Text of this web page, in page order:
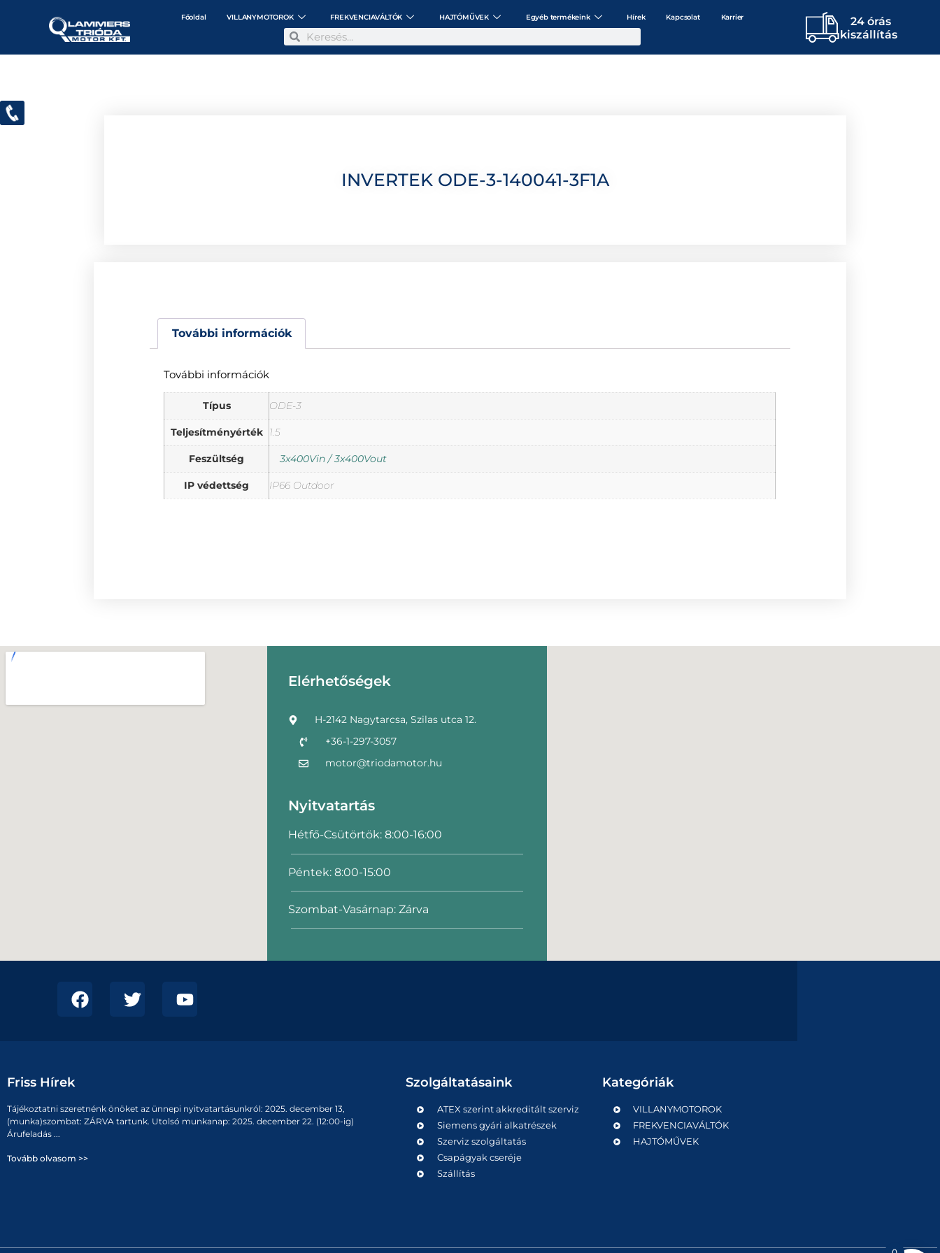
Főoldal VILLANYMOTOROK FREKVENCIAVÁLTÓK HAJTÓMŰVEK Egyéb termékeink Hírek Kapcsolat Karrier
24 órás
kiszállítás
INVERTEK ODE-3-140041-3F1A
További információk
További információk
Típus ODE-3
Teljesítményérték 1.5
Feszültség 3x400Vin / 3x400Vout
IP védettség IP66 Outdoor
Elérhetőségek
H-2142 Nagytarcsa, Szilas utca 12.
+36-1-297-3057
motor@triodamotor.hu
Nyitvatartás
Hétfő-Csütörtök: 8:00-16:00
Péntek: 8:00-15:00
Szombat-Vasárnap: Zárva
Friss Hírek
Tájékoztatni szeretnénk önöket az ünnepi nyitvatartásunkról: 2025. december 13,
(munka)szombat: ZÁRVA tartunk. Utolsó munkanap: 2025. december 22. (12:00-ig)
Árufeladás ...
Tovább olvasom >>
Szolgáltatásaink
ATEX szerint akkreditált szerviz
Siemens gyári alkatrészek
Szerviz szolgáltatás
Csapágyak cseréje
Szállítás
Kategóriák
VILLANYMOTOROK
FREKVENCIAVÁLTÓK
HAJTÓMŰVEK